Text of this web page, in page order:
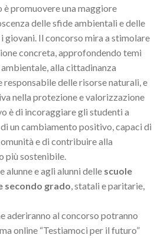
promuovere una maggiore
delle sfide ambientali e delle
giovani. Il concorso mira a stimolare
concreta, approfondendo temi
alla cittadinanza
responsabile delle risorse naturali, e
nella protezione e valorizzazione
è di incoraggiare gli studenti a
un cambiamento positivo, capaci di
e di contribuire alla
più sostenibile.
alunne e agli alunni delle scuole
secondo grado, statali e paritarie,
aderiranno al concorso potranno
online “Testiamoci per il futuro”